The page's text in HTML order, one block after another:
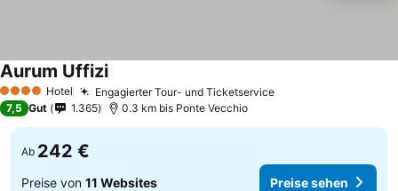
4 Sterne Hotel Engagierter Tour- und TicketservicePreise sehen
Aurum UffiziPreise sehen
7,5 Gut 1.365 0.3 km bis Ponte Vecchio
Ab 242 €
Preise von 11 Websites Preise sehen